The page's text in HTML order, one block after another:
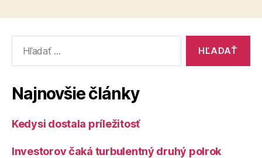
Najnovšie články
Kedysi dostala príležitosť
Investorov čaká turbulentný druhý polrok